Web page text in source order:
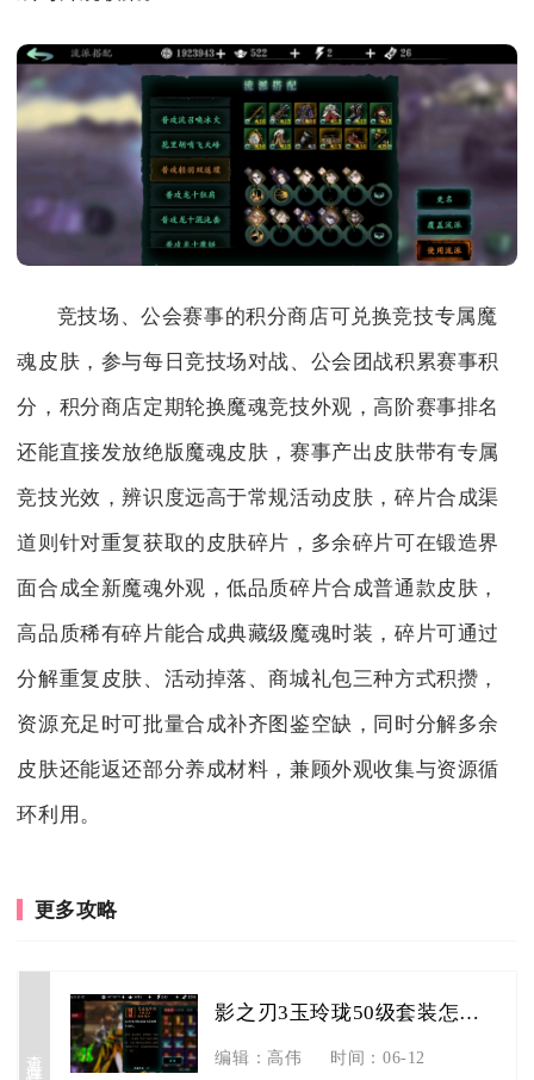
竞技场、公会赛事的积分商店可兑换竞技专属魔
魂皮肤，参与每日竞技场对战、公会团战积累赛事积
分，积分商店定期轮换魔魂竞技外观，高阶赛事排名
还能直接发放绝版魔魂皮肤，赛事产出皮肤带有专属
竞技光效，辨识度远高于常规活动皮肤，碎片合成渠
道则针对重复获取的皮肤碎片，多余碎片可在锻造界
面合成全新魔魂外观，低品质碎片合成普通款皮肤，
高品质稀有碎片能合成典藏级魔魂时装，碎片可通过
分解重复皮肤、活动掉落、商城礼包三种方式积攒，
资源充足时可批量合成补齐图鉴空缺，同时分解多余
皮肤还能返还部分养成材料，兼顾外观收集与资源循
环利用。
更多攻略
查看详情
影之刃3玉玲珑50级套装怎样选择
编辑：高伟 时间：06-12